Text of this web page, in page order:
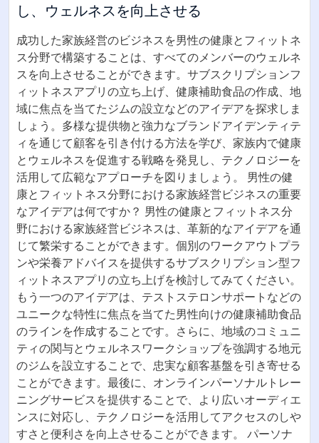
し、ウェルネスを向上させる
成功した家族経営のビジネスを男性の健康とフィットネ
ス分野で構築することは、すべてのメンバーのウェルネ
スを向上させることができます。サブスクリプションフ
ィットネスアプリの立ち上げ、健康補助食品の作成、地
域に焦点を当てたジムの設立などのアイデアを探求しま
しょう。多様な提供物と強力なブランドアイデンティテ
ィを通じて顧客を引き付ける方法を学び、家族内で健康
とウェルネスを促進する戦略を発見し、テクノロジーを
活用して広範なアプローチを図りましょう。 男性の健
康とフィットネス分野における家族経営ビジネスの重要
なアイデアは何ですか？ 男性の健康とフィットネス分
野における家族経営ビジネスは、革新的なアイデアを通
じて繁栄することができます。個別のワークアウトプラ
ンや栄養アドバイスを提供するサブスクリプション型フ
ィットネスアプリの立ち上げを検討してみてください。
もう一つのアイデアは、テストステロンサポートなどの
ユニークな特性に焦点を当てた男性向けの健康補助食品
のラインを作成することです。さらに、地域のコミュニ
ティの関与とウェルネスワークショップを強調する地元
のジムを設立することで、忠実な顧客基盤を引き寄せる
ことができます。最後に、オンラインパーソナルトレー
ニングサービスを提供することで、より広いオーディエ
ンスに対応し、テクノロジーを活用してアクセスのしや
すさと便利さを向上させることができます。 パーソナ